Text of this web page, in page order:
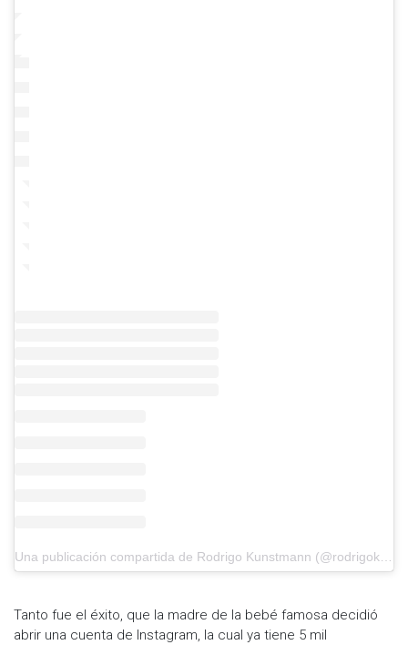
Tanto fue el éxito, que la madre de la bebé famosa decidió
abrir una cuenta de Instagram, la cual ya tiene 5 mil